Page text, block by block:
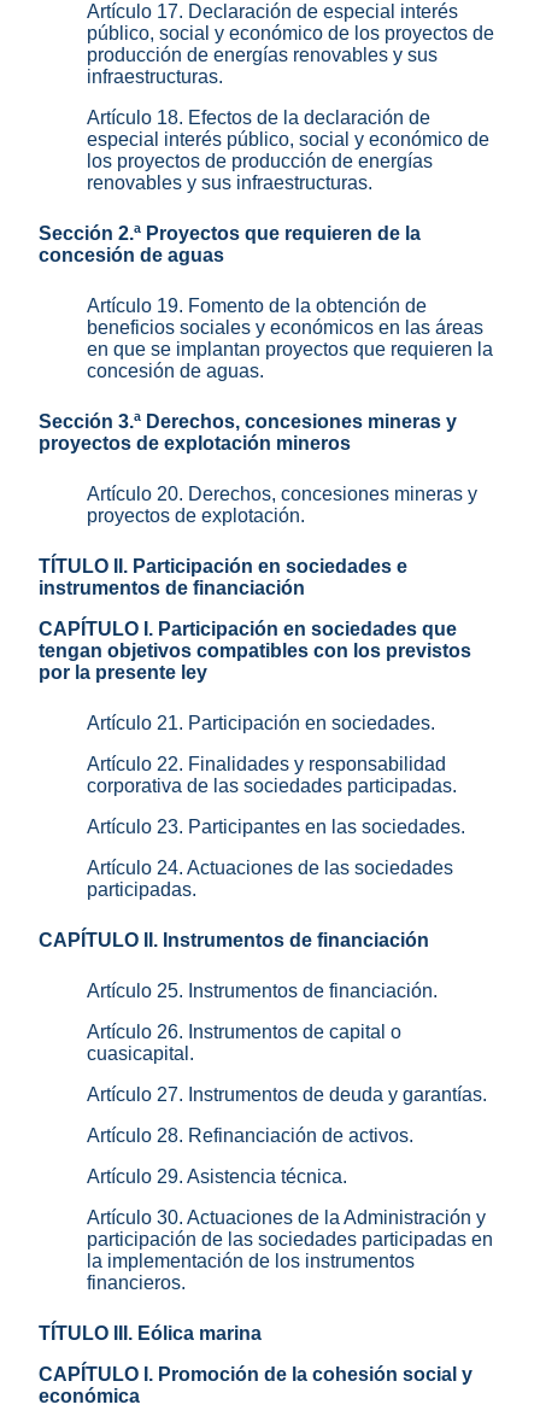
Artículo 17. Declaración de especial interés
público, social y económico de los proyectos de
producción de energías renovables y sus
infraestructuras.
Artículo 18. Efectos de la declaración de
especial interés público, social y económico de
los proyectos de producción de energías
renovables y sus infraestructuras.
Sección 2.ª Proyectos que requieren de la
concesión de aguas
Artículo 19. Fomento de la obtención de
beneficios sociales y económicos en las áreas
en que se implantan proyectos que requieren la
concesión de aguas.
Sección 3.ª Derechos, concesiones mineras y
proyectos de explotación mineros
Artículo 20. Derechos, concesiones mineras y
proyectos de explotación.
TÍTULO II. Participación en sociedades e
instrumentos de financiación
CAPÍTULO I. Participación en sociedades que
tengan objetivos compatibles con los previstos
por la presente ley
Artículo 21. Participación en sociedades.
Artículo 22. Finalidades y responsabilidad
corporativa de las sociedades participadas.
Artículo 23. Participantes en las sociedades.
Artículo 24. Actuaciones de las sociedades
participadas.
CAPÍTULO II. Instrumentos de financiación
Artículo 25. Instrumentos de financiación.
Artículo 26. Instrumentos de capital o
cuasicapital.
Artículo 27. Instrumentos de deuda y garantías.
Artículo 28. Refinanciación de activos.
Artículo 29. Asistencia técnica.
Artículo 30. Actuaciones de la Administración y
participación de las sociedades participadas en
la implementación de los instrumentos
financieros.
TÍTULO III. Eólica marina
CAPÍTULO I. Promoción de la cohesión social y
económica